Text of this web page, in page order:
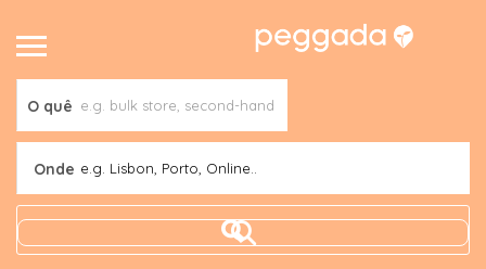
O quê
Onde e.g. Lisbon, Porto, Online..